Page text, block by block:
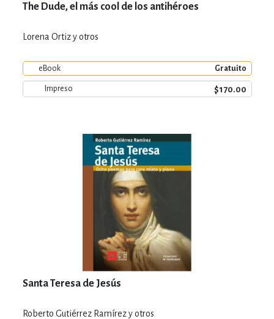
The Dude, el más cool de los antihéroes
Lorena Ortiz y otros
eBook Gratuito
Impreso $170.00
Santa Teresa de Jesús
Roberto Gutiérrez Ramírez y otros